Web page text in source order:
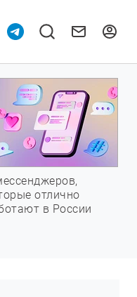
отлично
в России